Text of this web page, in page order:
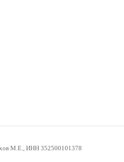
М.Е., ИНН 352500101378